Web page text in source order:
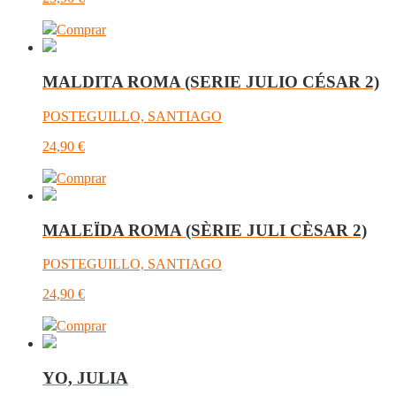
Comprar
MALDITA ROMA (SERIE JULIO CÉSAR 2)
POSTEGUILLO, SANTIAGO
24,90 €
Comprar
MALEÏDA ROMA (SÈRIE JULI CÈSAR 2)
POSTEGUILLO, SANTIAGO
24,90 €
Comprar
YO, JULIA